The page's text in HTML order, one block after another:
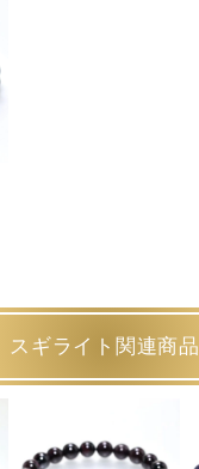
スギライト関連商品